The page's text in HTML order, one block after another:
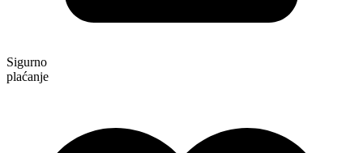
Sigurno
plaćanje